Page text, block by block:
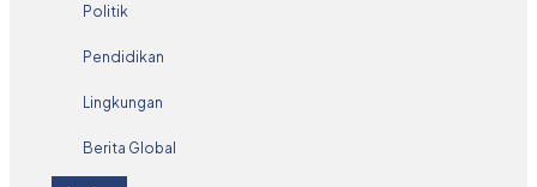
Politik
Pendidikan
Lingkungan
Berita Global